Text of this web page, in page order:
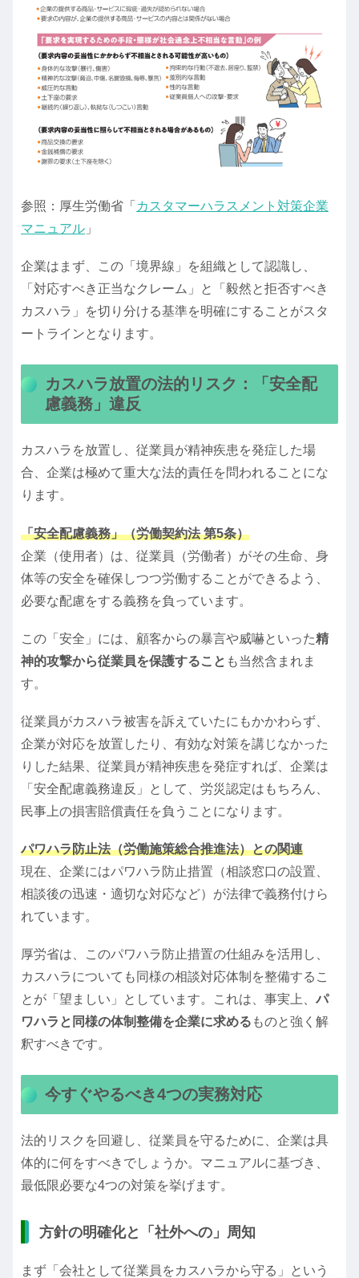
参照：厚生労働省「 カスタマーハラスメント対策企業
マニュアル 」
企業はまず、この「境界線」を組織として認識し、
「対応すべき正当なクレーム」と「毅然と拒否すべき
カスハラ」を切り分ける基準を明確にすることがスタ
ートラインとなります。
カスハラ放置の法的リスク：「安全配
慮義務」違反
カスハラを放置し、従業員が精神疾患を発症した場
合、企業は極めて重大な法的責任を問われることにな
ります。
「安全配慮義務」（労働契約法 第5条）
企業（使用者）は、従業員（労働者）がその生命、身
体等の安全を確保しつつ労働することができるよう、
必要な配慮をする義務を負っています。
この「安全」には、顧客からの暴言や威嚇といった精
神的攻撃から従業員を保護すること も当然含まれま
す。
従業員がカスハラ被害を訴えていたにもかかわらず、
企業が対応を放置したり、有効な対策を講じなかった
りした結果、従業員が精神疾患を発症すれば、企業は
「安全配慮義務違反」として、労災認定はもちろん、
民事上の損害賠償責任を負うことになります。
パワハラ防止法（労働施策総合推進法）との関連
現在、企業にはパワハラ防止措置（相談窓口の設置、
相談後の迅速・適切な対応など）が法律で義務付けら
れています。
厚労省は、このパワハラ防止措置の仕組みを活用し、
カスハラについても同様の相談対応体制を整備するこ
とが「望ましい」としています。これは、事実上、 パ
ワハラと同様の体制整備を企業に求める ものと強く解
釈すべきです。
今すぐやるべき4つの実務対応
法的リスクを回避し、従業員を守るために、企業は具
体的に何をすべきでしょうか。マニュアルに基づき、
最低限必要な4つの対策を挙げます。
方針の明確化と「社外への」周知
まず「会社として従業員をカスハラから守る」という